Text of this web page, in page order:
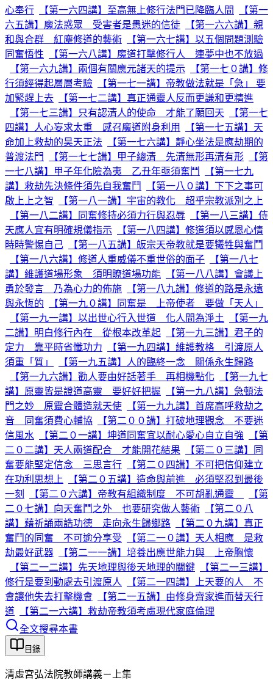
心奉行
【第一六四講】至高無上修行法門已降臨人間
【第一
六五講】魔法惑眾 受害者是愚迷的信徒
【第一六六講】親
和與合群 紅塵修道的藝術
【第一六七講】以五個問題測驗
同奮悟性
【第一六八講】魔道打擊修行人 連夢中也不放過
【第一六九講】兩個有關應元諸天的提示
【第一七０講】修
行須經得起層層考驗
【第一七一講】帝教做法就是「急」 要
加緊趕上去
【第一七二講】真正通靈人反而更謙和更精進
【第一七三講】只有認清人的使命 才能了願回天
【第一七
四講】人心妄求太重 感召魔道附身利用
【第一七五講】天
命加上救劫的昊天正法
【第一七六講】靜心坐法是應劫期的
普渡法門
【第一七七講】甲子總清 先清無形再清有形
【第
一七八講】甲子年化險為夷 乙丑年亟須奮鬥
【第一七九
講】救劫先決條件須先自我奮鬥
【第一八０講】下下之事可
啟上上之智
【第一八一講】宇宙的教化 超乎宗教派別之上
【第一八二講】同奮修持必須力行與忍辱
【第一八三講】侍
天應人宜有明確規儀指示
【第一八四講】修道須以感恩心情
時時警惕自己
【第一八五講】皈宗天帝教就是要犧牲與奮鬥
【第一八六講】修道人重威儀不重世俗的面子
【第一八七
講】維護道場形象 須明瞭道場功能
【第一八八講】會議上
勇於發言 乃為心力的佈施
【第一八九講】修道的路是永遠
與永恆的
【第一九０講】同奮是 上帝使者 要做「天人」
【第一九一講】以出世心行入世道 化人間為淨土
【第一九
二講】明白修行內在 從根本改革起
【第一九三講】君子的
定力 靠平時省懺功力
【第一九四講】維護教格 引渡原人
須重「質」
【第一九五講】人的臨終一念 關係永生歸路
【第一九六講】勸人要由好話著手 再相機點化
【第一九七
講】原靈皆是證道高靈 要好好把握
【第一九八講】急頓法
門之妙 原靈合體造就天使
【第一九九講】首席高呼救劫之
音 同奮須費心輔協
【第二００講】打破地理觀念 不要迷
信風水
【第二０一講】坤道同奮宜以耐心愛心自立自強
【第
二０二講】天人兩道配合 才能開花結果
【第二０三講】同
奮要能堅定信念 三思言行
【第二０四講】不可把信仰建立
在功利思想上
【第二０五講】造命與前進 必須堅忍到最後
一刻
【第二０六講】帝教有組織制度 不可胡亂通靈
【第
二０七講】向天奮鬥之外 也要研究做人藝術
【第二０八
講】藉祈誦兩誥功德 走向永生歸鄉路
【第二０九講】真正
奮鬥的同奮 不可逾分享受
【第二一０講】天人相應 是救
劫最好武器
【第二一一講】培養出應世能力與 上帝胸懷
【第二一二講】先天地理與後天地理的關鍵
【第二一三講】
修行是要到動處去引渡原人
【第二一四講】上天要的人 不
會讓他失去打擊機會
【第二一五講】由修身齊家進而替天行
道
【第二一六講】救劫帝教須考慮現代家庭倫理
全文搜尋本書
目錄
清虛宮弘法院教師講義－上集